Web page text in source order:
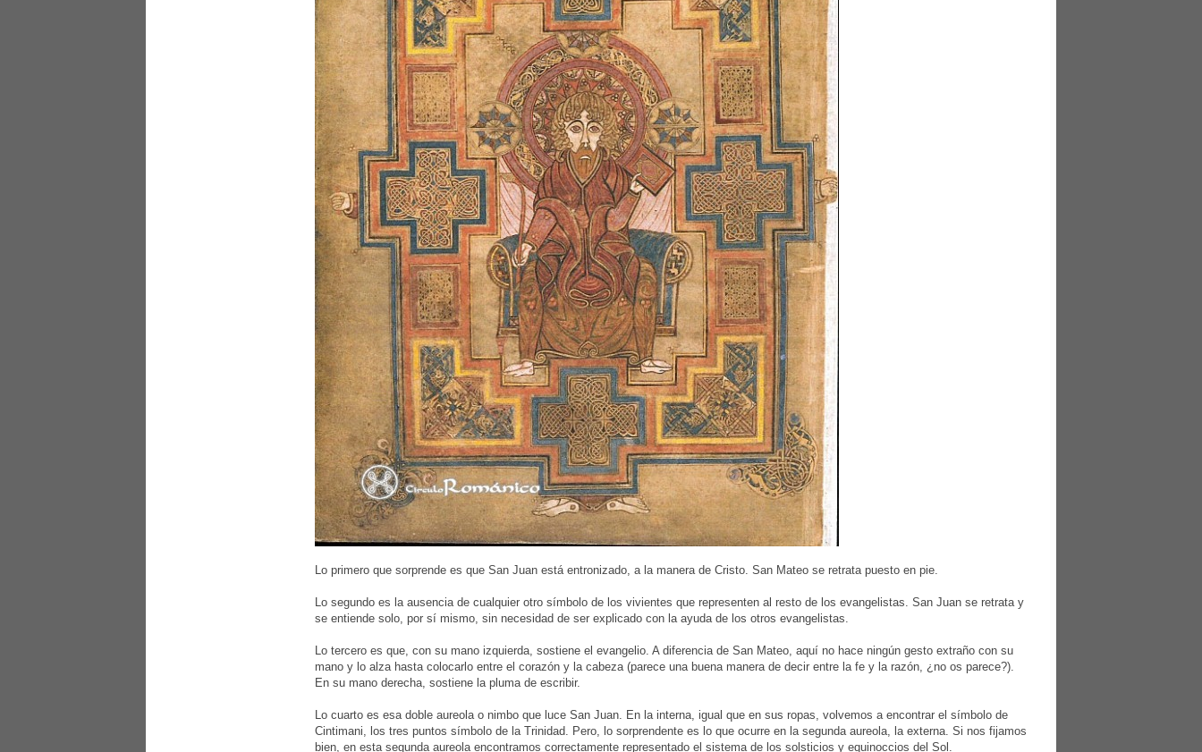
Lo primero que sorprende es que San Juan está entronizado, a la manera de Cristo. San Mateo se retrata puesto en pie.
Lo segundo es la ausencia de cualquier otro símbolo de los vivientes que representen al resto de los evangelistas. San Juan se retrata y
se entiende solo, por sí mismo, sin necesidad de ser explicado con la ayuda de los otros evangelistas.
Lo tercero es que, con su mano izquierda, sostiene el evangelio. A diferencia de San Mateo, aquí no hace ningún gesto extraño con su
mano y lo alza hasta colocarlo entre el corazón y la cabeza (parece una buena manera de decir entre la fe y la razón, ¿no os parece?).
En su mano derecha, sostiene la pluma de escribir.
Lo cuarto es esa doble aureola o nimbo que luce San Juan. En la interna, igual que en sus ropas, volvemos a encontrar el símbolo de
Cintimani, los tres puntos símbolo de la Trinidad. Pero, lo sorprendente es lo que ocurre en la segunda aureola, la externa. Si nos fijamos
bien, en esta segunda aureola encontramos correctamente representado el sistema de los solsticios y equinoccios del Sol.